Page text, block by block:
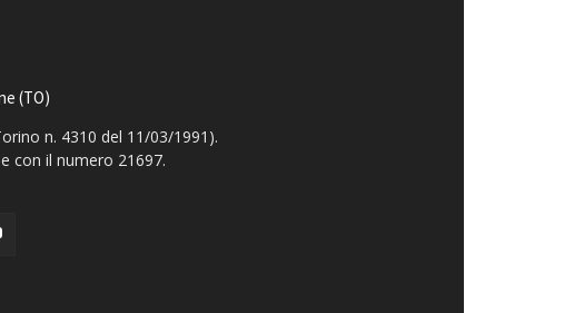
(TO)
n. 4310 del 11/03/1991).
con il numero 21697.